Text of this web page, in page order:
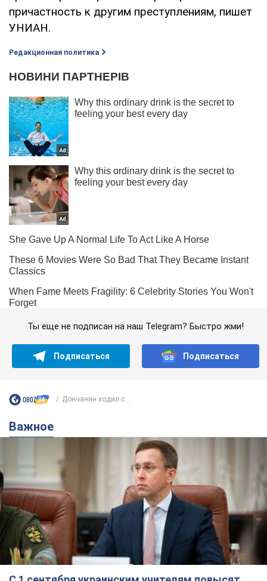
причастность к другим преступлениям, пишет
УНИАН.
Редакционная политика
Ты еще не подписан на наш Telegram? Быстро жми!
Подписаться Подписаться
Дончанин ходил с...
Важное